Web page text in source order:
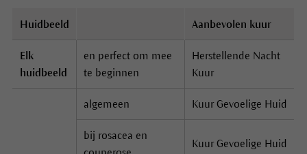
Huidbeeld Aanbevolen kuur
Elk
huidbeeld
en perfect om mee
te beginnen
Herstellende Nacht
Kuur
algemeen Kuur Gevoelige Huid
bij rosacea en
Kuur Gevoelige Huid